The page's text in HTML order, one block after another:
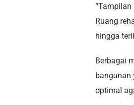
Ruang
hingga
Berbagai
bangunan
optimal